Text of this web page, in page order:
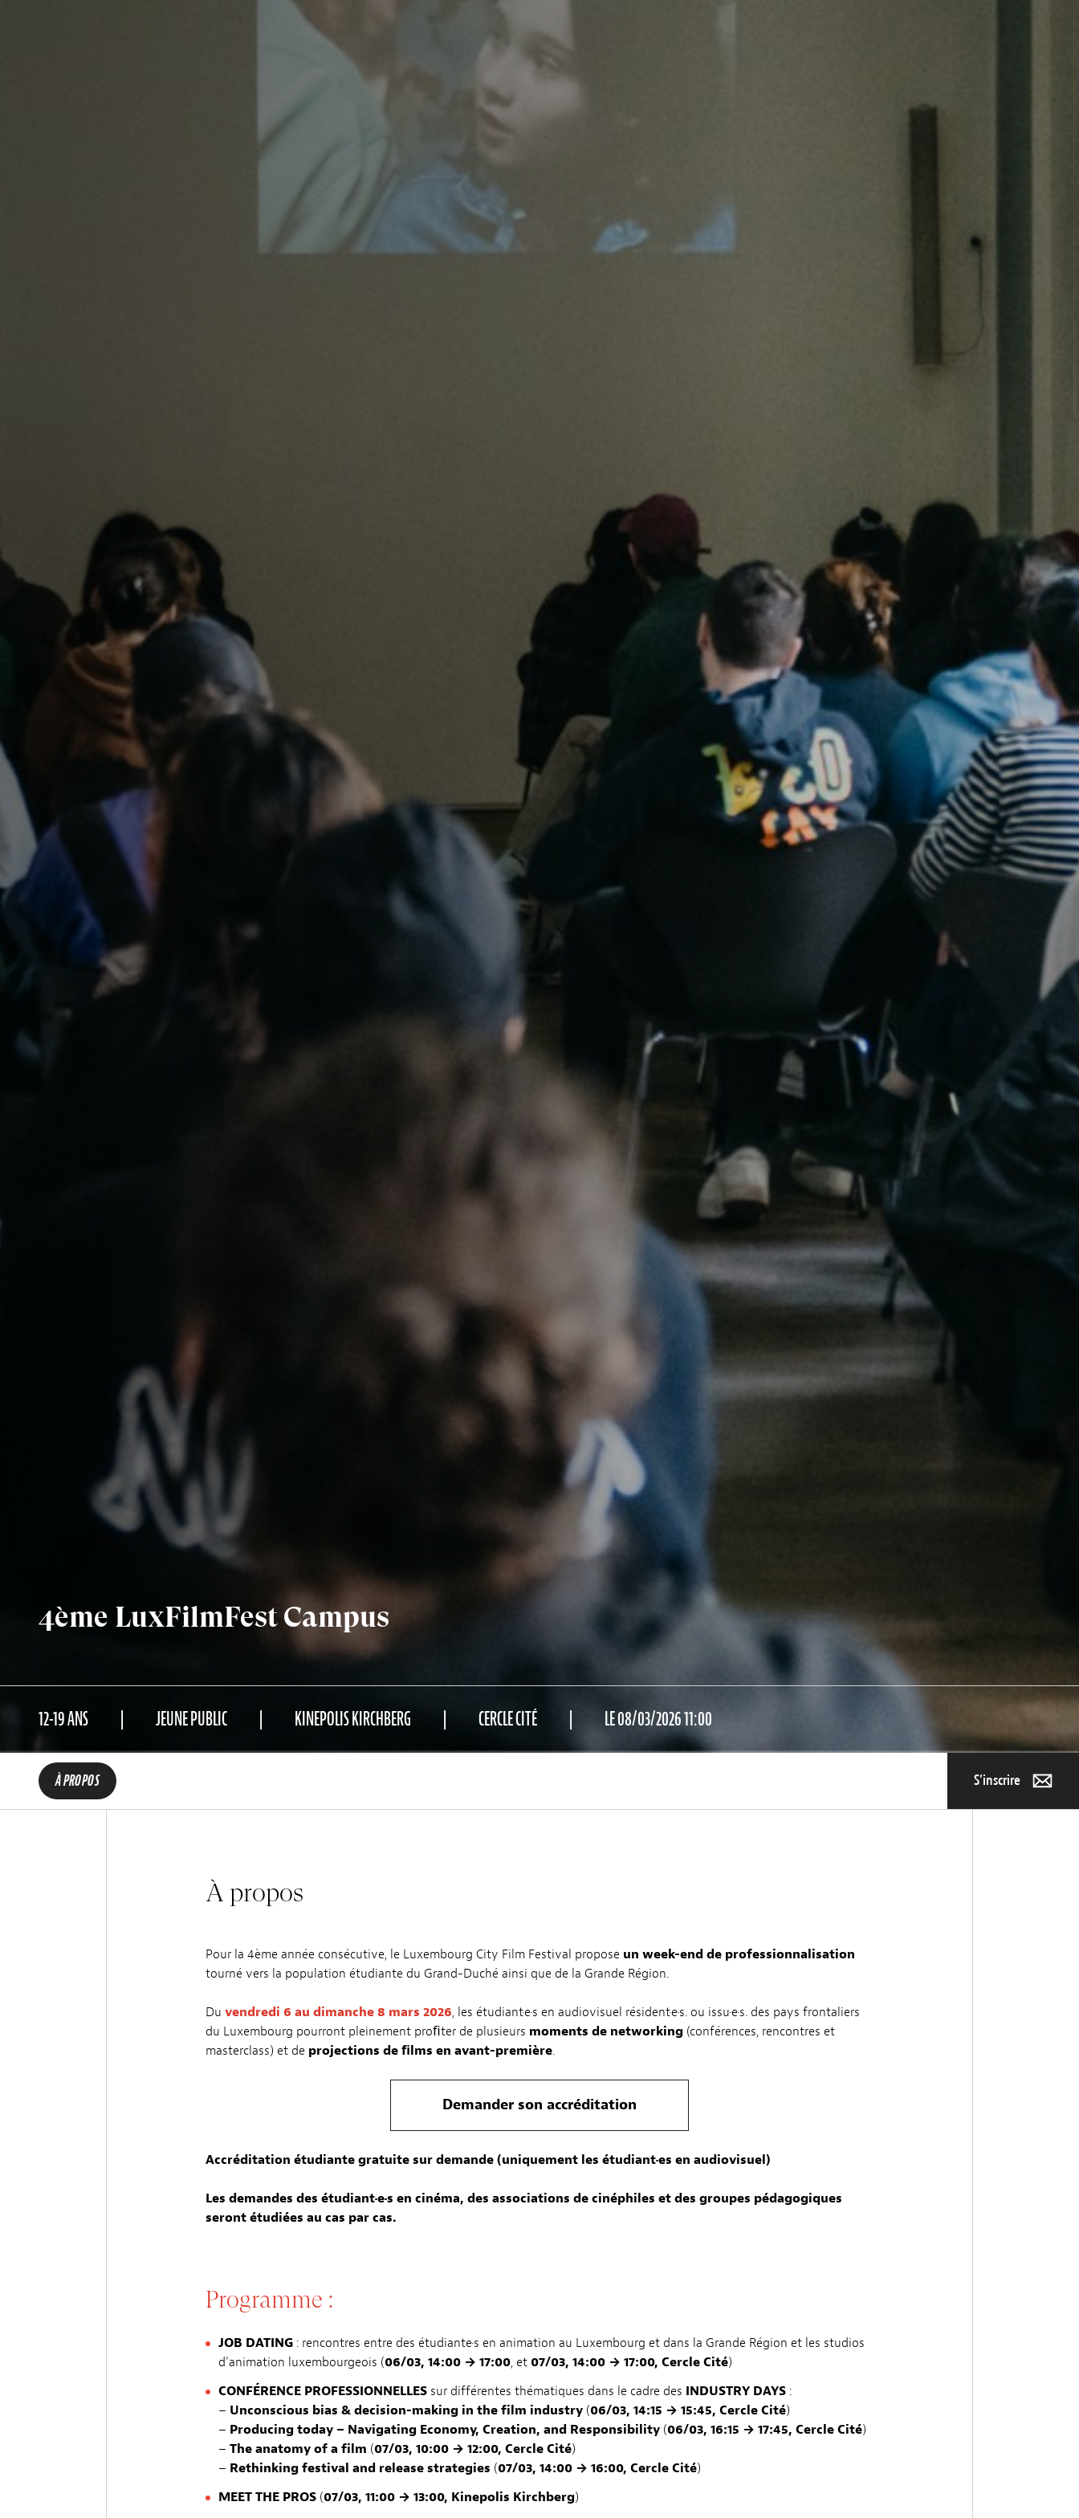
4ème LuxFilmFest Campus
12-19 ANS JEUNE PUBLIC KINEPOLIS KIRCHBERG CERCLE CITÉ LE 08/03/2026 11:00
À PROPOS S’inscrire
À propos
Pour la 4ème année consécutive, le Luxembourg City Film Festival propose un week-end de professionnalisation
tourné vers la population étudiante du Grand-Duché ainsi que de la Grande Région.
Du vendredi 6 au dimanche 8 mars 2026, les étudiant·e·s en audiovisuel résident·e·s. ou issu·e·s. des pays frontaliers
du Luxembourg pourront pleinement proﬁter de plusieurs moments de networking (conférences, rencontres et
masterclass) et de projections de ﬁlms en avant-première.
Demander son accréditation
Accréditation étudiante gratuite sur demande (uniquement les étudiant·es en audiovisuel)
Les demandes des étudiant·e·s en cinéma, des associations de cinéphiles et des groupes pédagogiques
seront étudiées au cas par cas.
Programme :
JOB DATING : rencontres entre des étudiante·s en animation au Luxembourg et dans la Grande Région et les studios
d’animation luxembourgeois (06/03, 14:00 → 17:00, et 07/03, 14:00 → 17:00, Cercle Cité)
CONFÉRENCE PROFESSIONNELLES sur différentes thématiques dans le cadre des INDUSTRY DAYS :
– Unconscious bias & decision-making in the film industry (06/03, 14:15 → 15:45, Cercle Cité)
– Producing today – Navigating Economy, Creation, and Responsibility (06/03, 16:15 → 17:45, Cercle Cité)
– The anatomy of a film (07/03, 10:00 → 12:00, Cercle Cité)
– Rethinking festival and release strategies (07/03, 14:00 → 16:00, Cercle Cité)
MEET THE PROS (07/03, 11:00 → 13:00, Kinepolis Kirchberg)